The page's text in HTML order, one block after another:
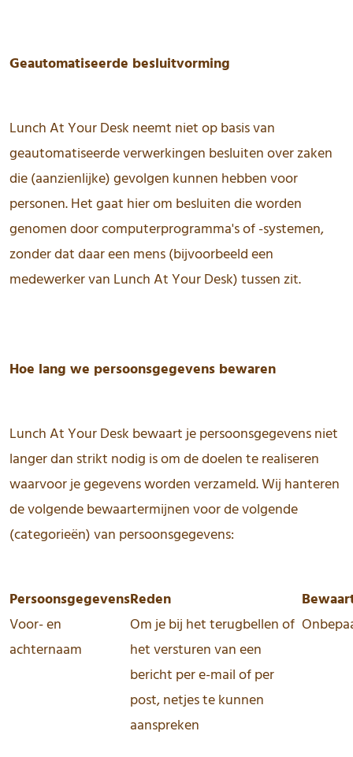
Geautomatiseerde besluitvorming
Lunch At Your Desk neemt niet op basis van
geautomatiseerde verwerkingen besluiten over zaken
die (aanzienlijke) gevolgen kunnen hebben voor
personen. Het gaat hier om besluiten die worden
genomen door computerprogramma's of -systemen,
zonder dat daar een mens (bijvoorbeeld een
medewerker van Lunch At Your Desk) tussen zit.
Hoe lang we persoonsgegevens bewaren
Lunch At Your Desk bewaart je persoonsgegevens niet
langer dan strikt nodig is om de doelen te realiseren
waarvoor je gegevens worden verzameld. Wij hanteren
de volgende bewaartermijnen voor de volgende
(categorieën) van persoonsgegevens:
PersoonsgegevensReden
Voor- en
achternaam
Om je bij het terugbellen of
het versturen van een
bericht per e-mail of per
post, netjes te kunnen
aanspreken